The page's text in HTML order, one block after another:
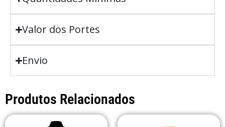
Valor dos Portes
Envio
Produtos Relacionados